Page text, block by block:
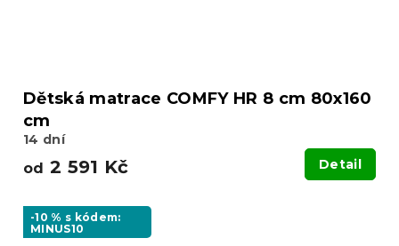
Dětská matrace COMFY HR 8 cm 80x160
cm
14 dní
od 2 591 Kč Detail
-10 % s kódem:
MINUS10